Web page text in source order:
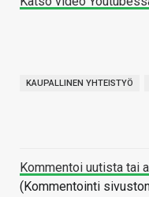
KAUPALLINEN YHTEISTYÖ
Kommentoi uutista tai
(Kommentointi